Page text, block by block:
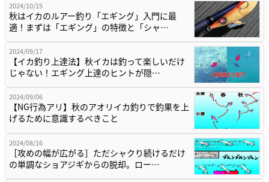
2024/10/15
秋はイカのルアー釣り「エギング」入門に最
適！まずは「エギング」の特徴と「シャ…
2024/09/17
【イカ釣り上達法】秋イカは釣って楽しいだけ
じゃない！エギング上達のヒントが隠…
2024/09/06
【NG行為アリ】秋のアオリイカ釣りで釣果を上
げるために意識するべきこと
2024/08/16
［攻めの幅が広がる］ただシャクり続けるだけ
の単調なショアジギからの脱却。ロー…